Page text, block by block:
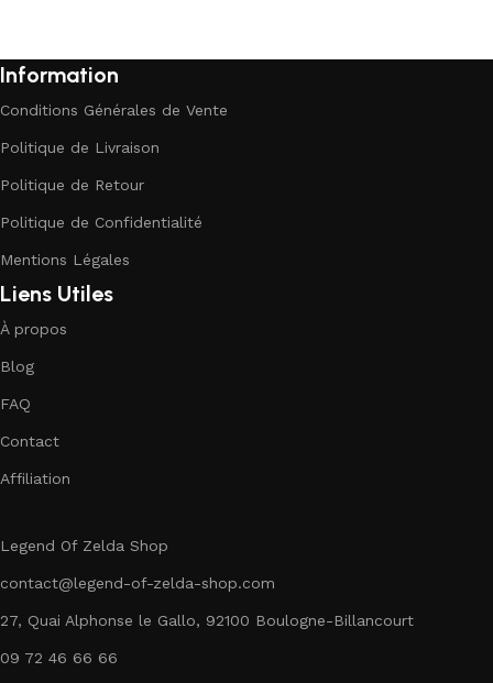
Information
Conditions Générales de Vente
Politique de Livraison
Politique de Retour
Politique de Confidentialité
Mentions Légales
Liens Utiles
À propos
Blog
FAQ
Contact
Affiliation
Legend Of Zelda Shop
contact@legend-of-zelda-shop.com
27, Quai Alphonse le Gallo, 92100 Boulogne-Billancourt
09 72 46 66 66